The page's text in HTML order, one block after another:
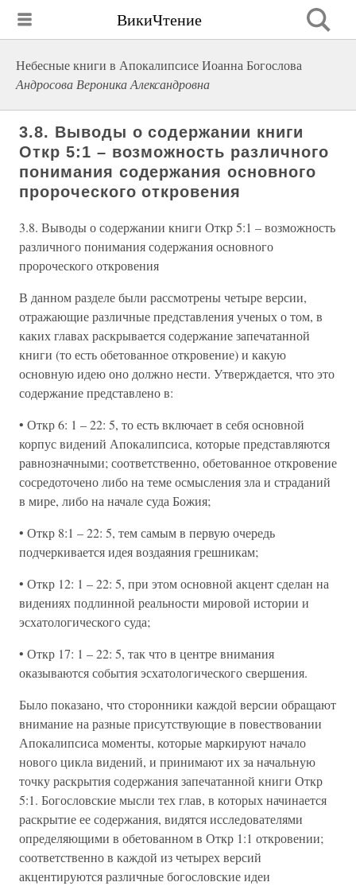
ВикиЧтение
Небесные книги в Апокалипсисе Иоанна Богослова
Андросова Вероника Александровна
3.8. Выводы о содержании книги
Откр 5:1 – возможность различного
понимания содержания основного
пророческого откровения
3.8. Выводы о содержании книги Откр 5:1 – возможность
различного понимания содержания основного
пророческого откровения
В данном разделе были рассмотрены четыре версии,
отражающие различные представления ученых о том, в
каких главах раскрывается содержание запечатанной
книги (то есть обетованное откровение) и какую
основную идею оно должно нести. Утверждается, что это
содержание представлено в:
• Откр 6: 1 – 22: 5, то есть включает в себя основной
корпус видений Апокалипсиса, которые представляются
равнозначными; соответственно, обетованное откровение
сосредоточено либо на теме осмысления зла и страданий
в мире, либо на начале суда Божия;
• Откр 8:1 – 22: 5, тем самым в первую очередь
подчеркивается идея воздаяния грешникам;
• Откр 12: 1 – 22: 5, при этом основной акцент сделан на
видениях подлинной реальности мировой истории и
эсхатологического суда;
• Откр 17: 1 – 22: 5, так что в центре внимания
оказываются события эсхатологического свершения.
Было показано, что сторонники каждой версии обращают
внимание на разные присутствующие в повествовании
Апокалипсиса моменты, которые маркируют начало
нового цикла видений, и принимают их за начальную
точку раскрытия содержания запечатанной книги Откр
5:1. Богословские мысли тех глав, в которых начинается
раскрытие ее содержания, видятся исследователями
определяющими в обетованном в Откр 1:1 откровении;
соответственно в каждой из четырех версий
акцентируются различные богословские идеи